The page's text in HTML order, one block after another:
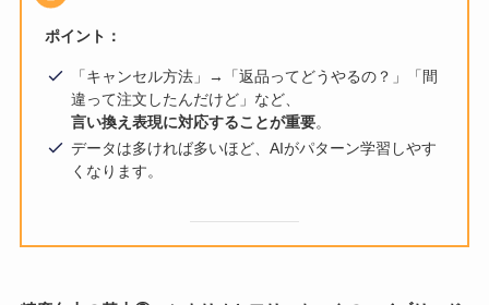
ポイント：
「キャンセル方法」→「返品ってどうやるの？」「間
違って注文したんだけど」など、
言い換え表現に対応することが重要。
データは多ければ多いほど、AIがパターン学習しやす
くなります。